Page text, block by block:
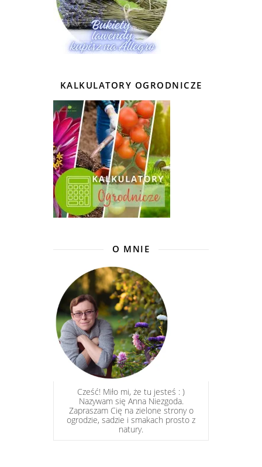
KALKULATORY OGRODNICZE
O MNIE
Cześć! Miło mi, że tu jesteś : )
Nazywam się Anna Niezgoda.
Zapraszam Cię na zielone strony o
ogrodzie, sadzie i smakach prosto z
natury.